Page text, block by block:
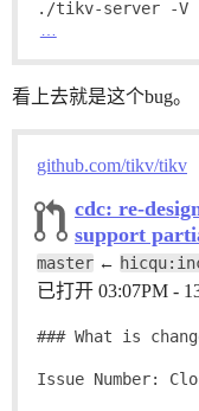
…
看上去就是这个bug。
github.com/tikv/tikv
cdc: re-
support
master ←
已打开 03:07PM -
### What is
Issue Number: